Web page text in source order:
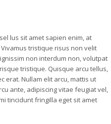
lus sit amet sapien enim, at
tristique risus non velit
non interdum non, volutpat
tristique. Quisque arcu tellus,
erat. Nullam elit arcu, mattis ut
ante, adipiscing vitae feugiat vel,
tincidunt fringilla eget sit amet